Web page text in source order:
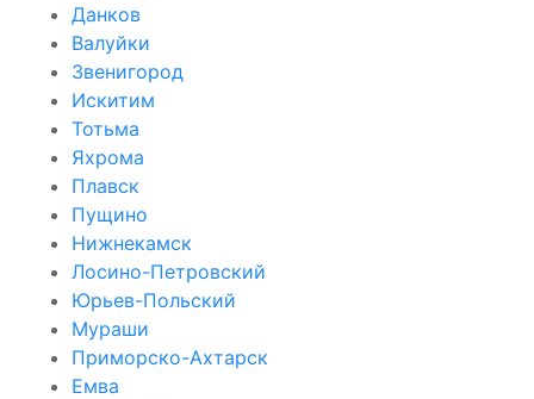
Данков
Валуйки
Звенигород
Искитим
Тотьма
Яхрома
Плавск
Пущино
Нижнекамск
Лосино-Петровский
Юрьев-Польский
Мураши
Приморско-Ахтарск
Емва